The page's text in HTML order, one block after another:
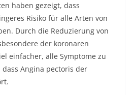
haben gezeigt, dass
Risiko für alle Arten von
Durch die Reduzierung von
der koronaren
einfacher, alle Symptome zu
Angina pectoris der